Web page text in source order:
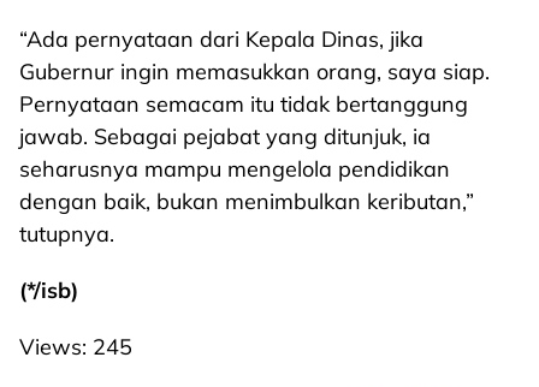
“Ada pernyataan dari Kepala Dinas, jika
Gubernur ingin memasukkan orang, saya siap.
Pernyataan semacam itu tidak bertanggung
jawab. Sebagai pejabat yang ditunjuk, ia
seharusnya mampu mengelola pendidikan
dengan baik, bukan menimbulkan keributan,”
tutupnya.
(*/isb)
Views: 245